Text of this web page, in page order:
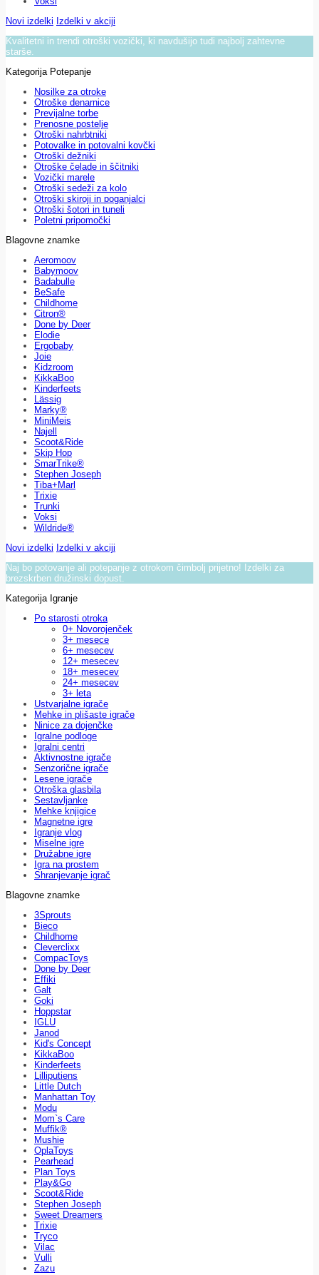
Novi izdelki Izdelki v akciji
Kvalitetni in trendi otroški vozički, ki navdušijo tudi najbolj zahtevne
starše.
Kategorija Potepanje
Nosilke za otroke
Otroške denarnice
Previjalne torbe
Prenosne postelje
Otroški nahrbtniki
Potovalke in potovalni kovčki
Otroški dežniki
Otroške čelade in ščitniki
Vozički marele
Otroški sedeži za kolo
Otroški skiroji in poganjalci
Otroški šotori in tuneli
Poletni pripomočki
Blagovne znamke
Aeromoov
Babymoov
Badabulle
BeSafe
Childhome
Citron®
Done by Deer
Elodie
Ergobaby
Joie
Kidzroom
KikkaBoo
Kinderfeets
Lässig
Marky®
MiniMeis
Najell
Scoot&Ride
Skip Hop
SmarTrike®
Stephen Joseph
Tiba+Marl
Trixie
Trunki
Voksi
Wildride®
Novi izdelki Izdelki v akciji
Naj bo potovanje ali potepanje z otrokom čimbolj prijetno! Izdelki za
brezskrben družinski dopust.
Kategorija Igranje
Po starosti otroka
0+ Novorojenček
3+ mesece
6+ mesecev
12+ mesecev
18+ mesecev
24+ mesecev
3+ leta
Ustvarjalne igrače
Mehke in plišaste igrače
Ninice za dojenčke
Igralne podloge
Igralni centri
Aktivnostne igrače
Senzorične igrače
Lesene igrače
Otroška glasbila
Sestavljanke
Mehke knjigice
Magnetne igre
Igranje vlog
Miselne igre
Družabne igre
Igra na prostem
Shranjevanje igrač
Blagovne znamke
3Sprouts
Bieco
Childhome
Cleverclixx
CompacToys
Done by Deer
Effiki
Galt
Goki
Hoppstar
IGLU
Janod
Kid's Concept
KikkaBoo
Kinderfeets
Lilliputiens
Little Dutch
Manhattan Toy
Modu
Mom`s Care
Muffik®
Mushie
OplaToys
Pearhead
Plan Toys
Play&Go
Scoot&Ride
Stephen Joseph
Sweet Dreamers
Trixie
Tryco
Vilac
Vulli
Zazu